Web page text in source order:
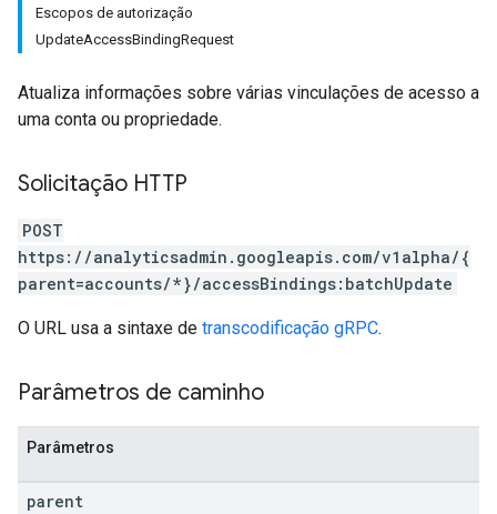
Escopos de autorização
UpdateAccessBindingRequest
Atualiza informações sobre várias vinculações de acesso a
uma conta ou propriedade.
Solicitação HTTP
POST
https://analyticsadmin.googleapis.com/v1alpha/{
parent=accounts/*}/accessBindings:batchUpdate
O URL usa a sintaxe de transcodificação gRPC.
Parâmetros de caminho
Parâmetros
parent